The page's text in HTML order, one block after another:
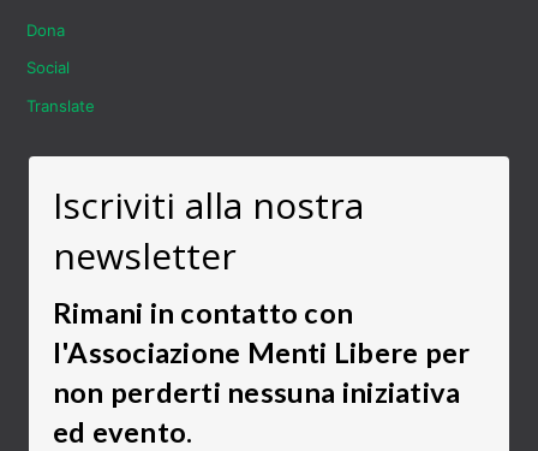
Dona
Social
Translate
Iscriviti alla nostra
newsletter
Rimani in contatto con
l'Associazione Menti Libere per
non perderti nessuna iniziativa
ed evento.